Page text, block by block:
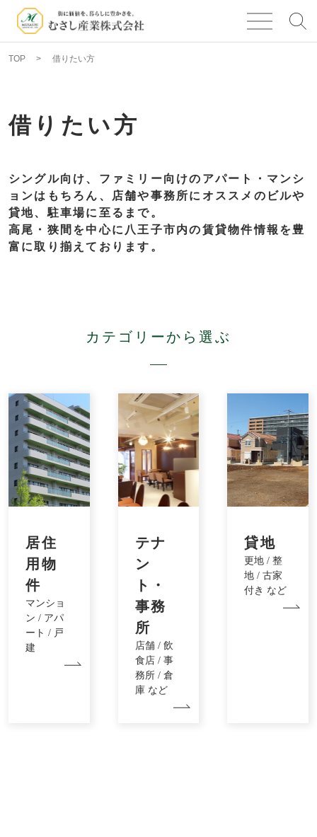
TOP 借りたい方
借りたい方
シングル向け、ファミリー向けのアパート・マンシ
ョンはもちろん、店舗や事務所にオススメのビルや
貸地、駐車場に至るまで。
高尾・狭間を中心に八王子市内の賃貸物件情報を豊
富に取り揃えております。
カテゴリーから選ぶ
居住
用物
件
マンショ
ン / アパ
ート / 戸
建
テナ
ン
ト・
事務
所
店舗 / 飲
食店 / 事
務所 / 倉
庫 など
貸地
更地 / 整
地 / 古家
付き など